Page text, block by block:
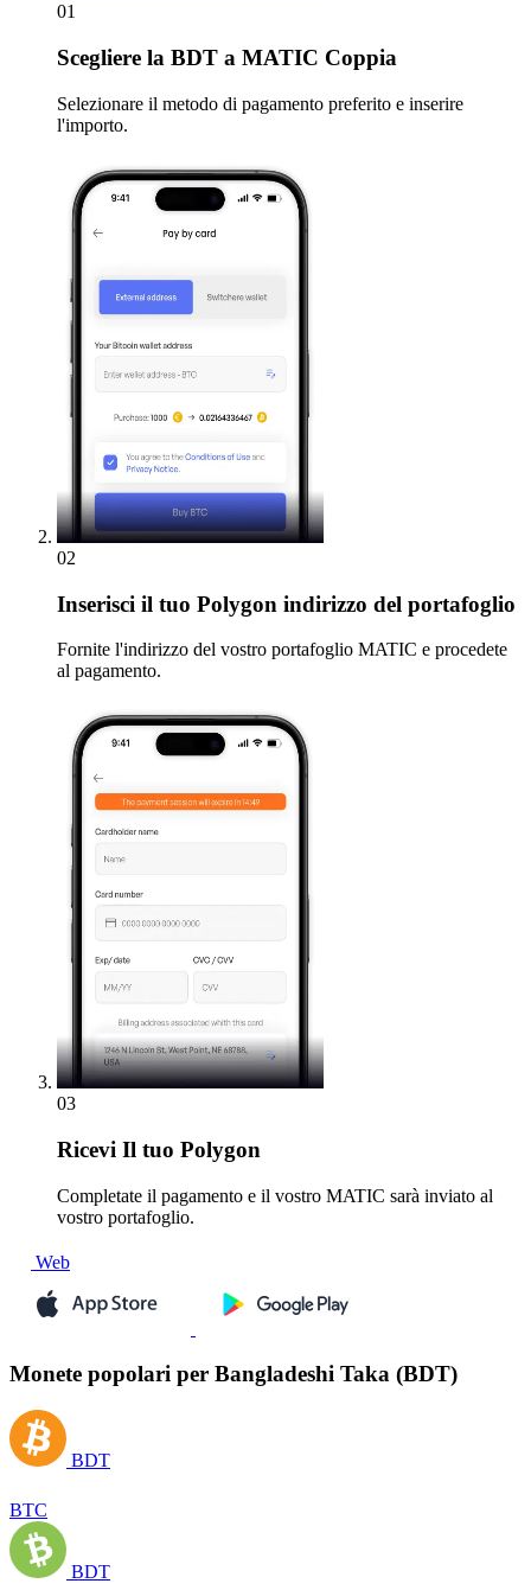
01
Scegliere la BDT a MATIC Coppia
Selezionare il metodo di pagamento preferito e inserire
l'importo.
02
Inserisci il tuo Polygon indirizzo del portafoglio
Fornite l'indirizzo del vostro portafoglio MATIC e procedete
al pagamento.
03
Ricevi Il tuo Polygon
Completate il pagamento e il vostro MATIC sarà inviato al
vostro portafoglio.
Web
Monete popolari per Bangladeshi Taka (BDT)
BDT
BTC
BDT